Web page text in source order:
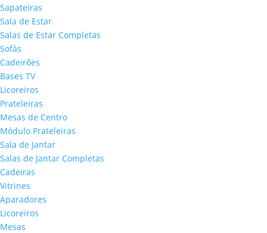
Sapateiras
Sala de Estar
Salas de Estar Completas
Sofás
Cadeirões
Bases TV
Licoreiros
Prateleiras
Mesas de Centro
Módulo Prateleiras
Sala de Jantar
Salas de Jantar Completas
Cadeiras
Vitrines
Aparadores
Licoreiros
Mesas